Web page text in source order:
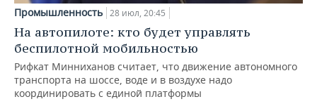
Промышленность 28 июл, 20:45
На автопилоте: кто будет управлять
беспилотной мобильностью
Рифкат Минниханов считает, что движение автономного
транспорта на шоссе, воде и в воздухе надо
координировать с единой платформы